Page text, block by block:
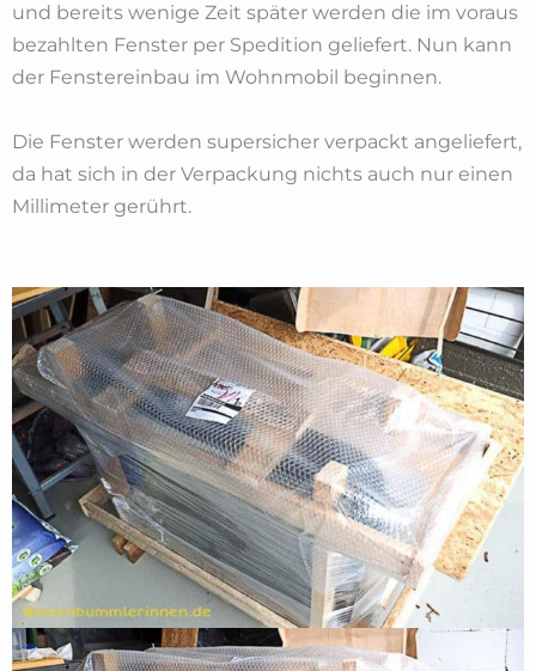
und bereits wenige Zeit später werden die im voraus
bezahlten Fenster per Spedition geliefert. Nun kann
der Fenstereinbau im Wohnmobil beginnen.
Die Fenster werden supersicher verpackt angeliefert,
da hat sich in der Verpackung nichts auch nur einen
Millimeter gerührt.